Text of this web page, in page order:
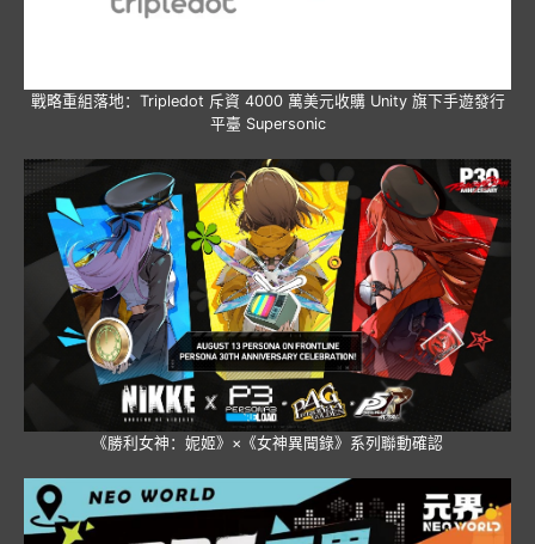
戰略重組落地：Tripledot 斥資 4000 萬美元收購 Unity 旗下手遊發行
平臺 Supersonic
《勝利女神：妮姬》×《女神異聞錄》系列聯動確認